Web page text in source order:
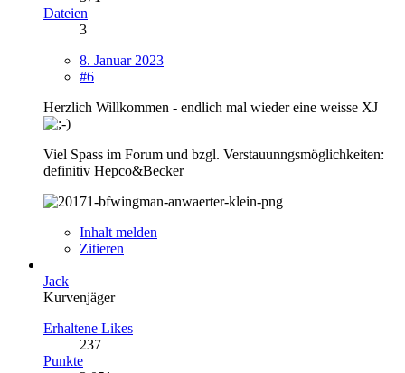
Dateien
3
8. Januar 2023
#6
Herzlich Willkommen - endlich mal wieder eine weisse XJ
Viel Spass im Forum und bzgl. Verstauunngsmöglichkeiten:
definitiv Hepco&Becker
Inhalt melden
Zitieren
Jack
Kurvenjäger
Erhaltene Likes
237
Punkte